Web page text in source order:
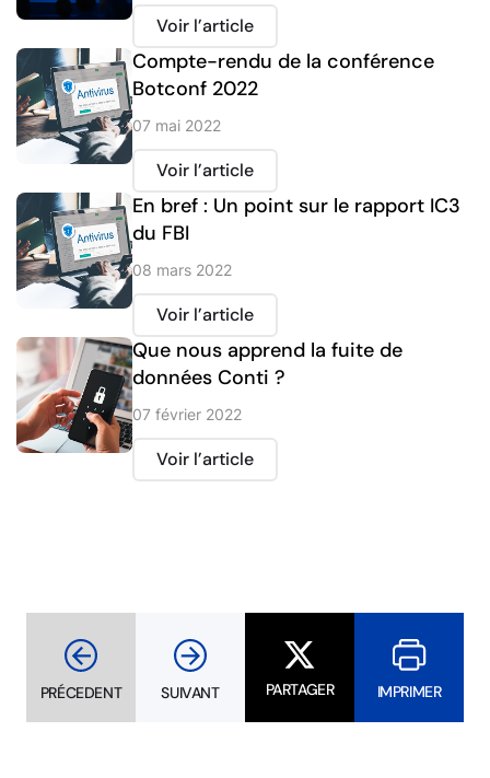
Voir l’article
Compte-rendu de la conférence
Botconf 2022
07 mai 2022
Voir l’article
En bref : Un point sur le rapport IC3
du FBI
08 mars 2022
Voir l’article
Que nous apprend la fuite de
données Conti ?
07 février 2022
Voir l’article
PRÉCEDENT SUIVANT PARTAGER IMPRIMER